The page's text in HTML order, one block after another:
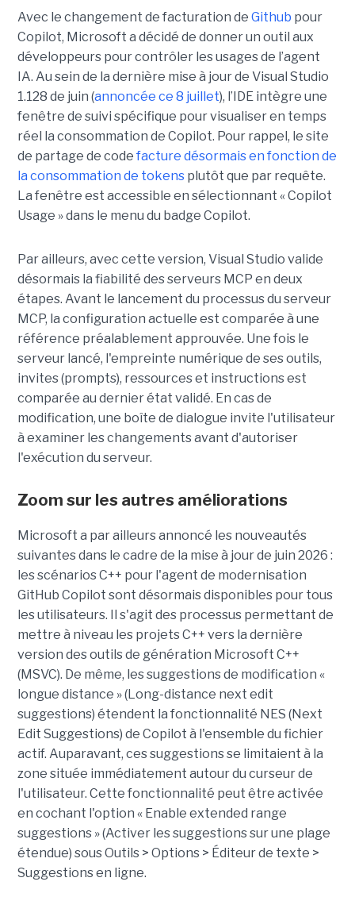
Avec le changement de facturation de Github pour
Copilot, Microsoft a décidé de donner un outil aux
développeurs pour contrôler les usages de l’agent
IA. Au sein de la dernière mise à jour de Visual Studio
1.128 de juin (annoncée ce 8 juillet), l’IDE intègre une
fenêtre de suivi spécifique pour visualiser en temps
réel la consommation de Copilot. Pour rappel, le site
de partage de code facture désormais en fonction de
la consommation de tokens plutôt que par requête.
La fenêtre est accessible en sélectionnant « Copilot
Usage » dans le menu du badge Copilot.
Par ailleurs, avec cette version, Visual Studio valide
désormais la fiabilité des serveurs MCP en deux
étapes. Avant le lancement du processus du serveur
MCP, la configuration actuelle est comparée à une
référence préalablement approuvée. Une fois le
serveur lancé, l'empreinte numérique de ses outils,
invites (prompts), ressources et instructions est
comparée au dernier état validé. En cas de
modification, une boîte de dialogue invite l'utilisateur
à examiner les changements avant d'autoriser
l'exécution du serveur.
Zoom sur les autres améliorations
Microsoft a par ailleurs annoncé les nouveautés
suivantes dans le cadre de la mise à jour de juin 2026 :
les scénarios C++ pour l'agent de modernisation
GitHub Copilot sont désormais disponibles pour tous
les utilisateurs. Il s'agit des processus permettant de
mettre à niveau les projets C++ vers la dernière
version des outils de génération Microsoft C++
(MSVC). De même, les suggestions de modification «
longue distance » (Long-distance next edit
suggestions) étendent la fonctionnalité NES (Next
Edit Suggestions) de Copilot à l'ensemble du fichier
actif. Auparavant, ces suggestions se limitaient à la
zone située immédiatement autour du curseur de
l'utilisateur. Cette fonctionnalité peut être activée
en cochant l'option « Enable extended range
suggestions » (Activer les suggestions sur une plage
étendue) sous Outils > Options > Éditeur de texte >
Suggestions en ligne.